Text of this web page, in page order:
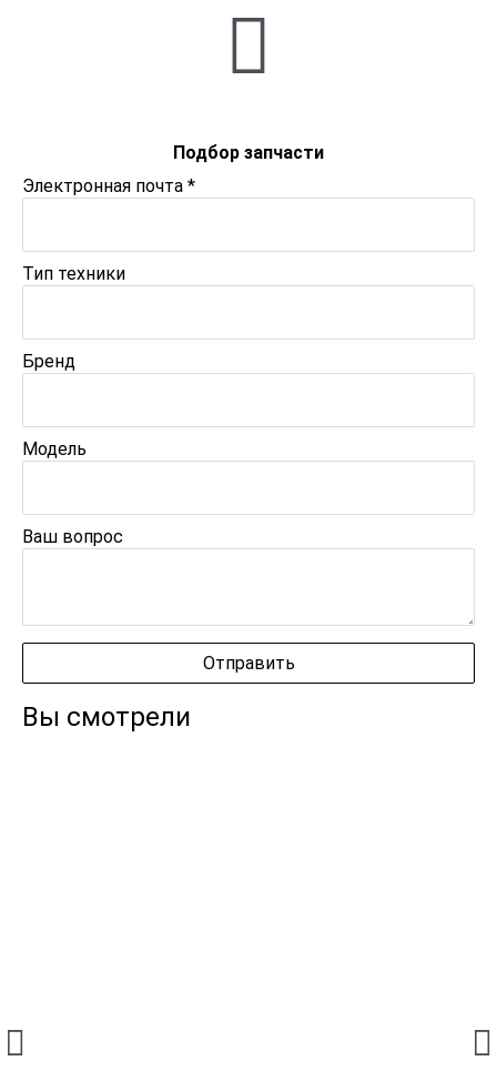
Подбор запчасти
Электронная почта *
Тип техники
Бренд
Модель
Ваш вопрос
Вы смотрели